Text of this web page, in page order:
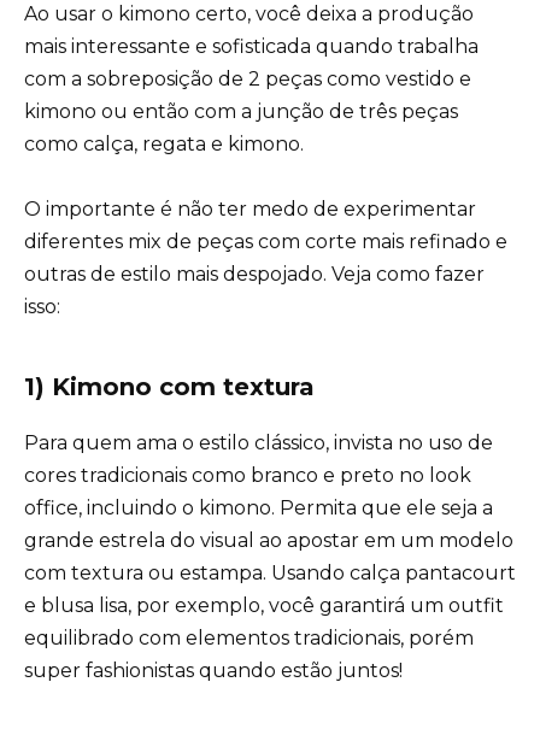
Ao usar o kimono certo, você deixa a produção
mais interessante e sofisticada quando trabalha
com a sobreposição de 2 peças como vestido e
kimono ou então com a junção de três peças
como calça, regata e kimono.
O importante é não ter medo de experimentar
diferentes mix de peças com corte mais refinado e
outras de estilo mais despojado. Veja como fazer
isso:
1) Kimono com textura
Para quem ama o estilo clássico, invista no uso de
cores tradicionais como branco e preto no look
office, incluindo o kimono. Permita que ele seja a
grande estrela do visual ao apostar em um modelo
com textura ou estampa. Usando calça pantacourt
e blusa lisa, por exemplo, você garantirá um outfit
equilibrado com elementos tradicionais, porém
super fashionistas quando estão juntos!